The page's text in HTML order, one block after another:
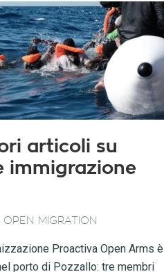
articoli su
immigrazione
OPEN MIGRATION
Proactiva Open Arms è
porto di Pozzallo: tre membri